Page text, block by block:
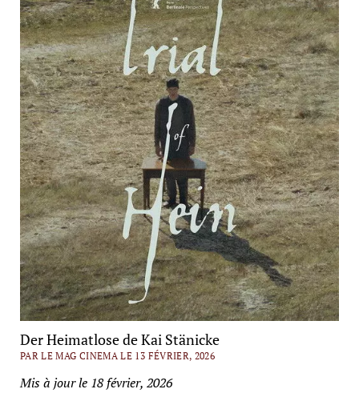
Der Heimatlose de Kai Stänicke
PAR LE MAG CINEMA LE 13 FÉVRIER, 2026
Mis à jour le 18 février, 2026